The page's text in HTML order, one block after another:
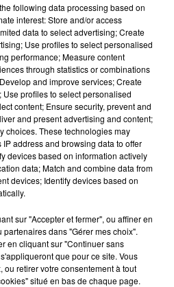
LENS : UNE FEMME ET
VIE ET LA...
par le feu après avoir
et leur bébé de trois mois
following data processing based on
interest: Store and/or access
data to select advertising; Create
Use profiles to select personalised
performance; Measure content
through statistics or combinations
and improve services; Create
profiles to select personalised
content; Ensure security, prevent and
and present advertising and content;
choices. These technologies may
address and browsing data to offer
devices based on information actively
data; Match and combine data from
devices; Identify devices based on
sur "Accepter et fermer", ou affiner en
dans "Gérer mes choix".
en cliquant sur "Continuer sans
que pour ce site. Vous
ou retirer votre consentement à tout
situé en bas de chaque page.